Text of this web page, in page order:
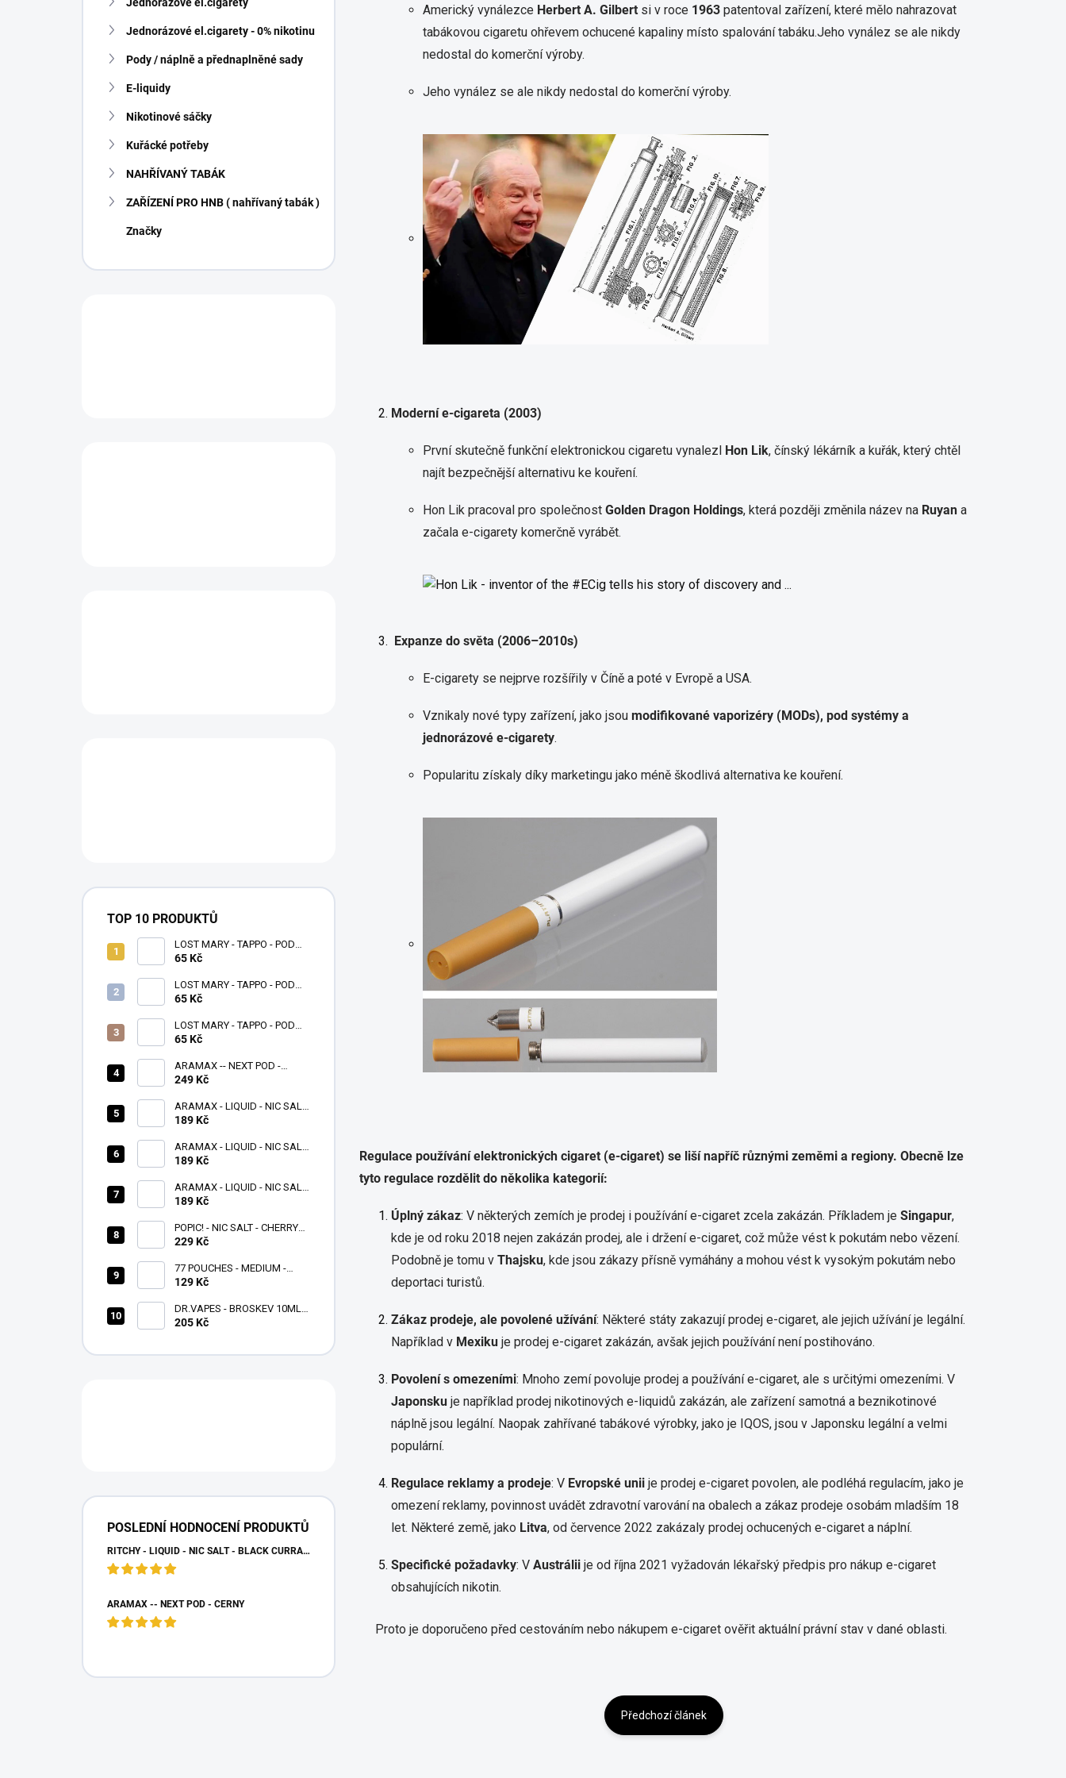
Jednorázové el.cigarety - 0% nikotinu
Pody / náplně a přednaplněné sady
E-liquidy
Nikotinové sáčky
Kuřácké potřeby
NAHŘÍVANÝ TABÁK
ZAŘÍZENÍ PRO HNB ( nahřívaný tabák )
Značky
TOP 10 PRODUKTŮ
LOST MARY - TAPPO - POD
NÁPLŇ - WATERMELON
65 Kč
LOST MARY - TAPPO - POD
NÁPLŇ - DOUBLE APPLE
65 Kč
LOST MARY - TAPPO - POD
NÁPLŇ - BANANA ICE
65 Kč
ARAMAX -- NEXT POD -
FIALOVÝ
249 Kč
ARAMAX - LIQUID - NIC SALT
- STRAWBERRY KIWI - 10 ML -
189 Kč
ARAMAX - LIQUID - NIC SALT
- MELON LIME - 10 ML -
189 Kč
ARAMAX - LIQUID - NIC SALT
- BERRY TRIO - 10 ML -
189 Kč
POPIC! - NIC SALT - CHERRY
ICE 10 ML - (20MG)
229 Kč
77 POUCHES - MEDIUM -
GRAPE ICE - 10,4 MG/G
129 Kč
DR.VAPES - BROSKEV 10ML -
(20MG)
205 Kč
POSLEDNÍ HODNOCENÍ PRODUKTŮ
RITCHY - LIQUID - NIC SALT - BLACK CURRANT LEMON - (20 MG)
ARAMAX -- NEXT POD - ČERNÝ
Americký vynálezce Herbert A. Gilbert si v roce 1963 patentoval zařízení, které mělo nahrazovat
tabákovou cigaretu ohřevem ochucené kapaliny místo spalování tabáku.Jeho vynález se ale nikdy
nedostal do komerční výroby.
Jeho vynález se ale nikdy nedostal do komerční výroby.
Moderní e-cigareta (2003)
První skutečně funkční elektronickou cigaretu vynalezl Hon Lik, čínský lékárník a kuřák, který chtěl
najít bezpečnější alternativu ke kouření.
Hon Lik pracoval pro společnost Golden Dragon Holdings, která později změnila název na Ruyan a
začala e-cigarety komerčně vyrábět.
Expanze do světa (2006–2010s)
E-cigarety se nejprve rozšířily v Číně a poté v Evropě a USA.
Vznikaly nové typy zařízení, jako jsou modifikované vaporizéry (MODs), pod systémy a
jednorázové e-cigarety.
Popularitu získaly díky marketingu jako méně škodlivá alternativa ke kouření.
Regulace používání elektronických cigaret (e-cigaret) se liší napříč různými zeměmi a regiony. Obecně lze
tyto regulace rozdělit do několika kategorií:​
Úplný zákaz: V některých zemích je prodej i používání e-cigaret zcela zakázán. Příkladem je Singapur,
kde je od roku 2018 nejen zakázán prodej, ale i držení e-cigaret, což může vést k pokutám nebo vězení.
Podobně je tomu v Thajsku, kde jsou zákazy přísně vymáhány a mohou vést k vysokým pokutám nebo
deportaci turistů.
Zákaz prodeje, ale povolené užívání: Některé státy zakazují prodej e-cigaret, ale jejich užívání je legální.
Například v Mexiku je prodej e-cigaret zakázán, avšak jejich používání není postihováno.
Povolení s omezeními: Mnoho zemí povoluje prodej a používání e-cigaret, ale s určitými omezeními. V
Japonsku je například prodej nikotinových e-liquidů zakázán, ale zařízení samotná a beznikotinové
náplně jsou legální. Naopak zahřívané tabákové výrobky, jako je IQOS, jsou v Japonsku legální a velmi
populární.
Regulace reklamy a prodeje: V Evropské unii je prodej e-cigaret povolen, ale podléhá regulacím, jako je
omezení reklamy, povinnost uvádět zdravotní varování na obalech a zákaz prodeje osobám mladším 18
let. Některé země, jako Litva, od července 2022 zakázaly prodej ochucených e-cigaret a náplní.
Specifické požadavky: V Austrálii je od října 2021 vyžadován lékařský předpis pro nákup e-cigaret
obsahujících nikotin.
Proto je doporučeno před cestováním nebo nákupem e-cigaret ověřit aktuální právní stav v dané oblasti.​
Předchozí článek